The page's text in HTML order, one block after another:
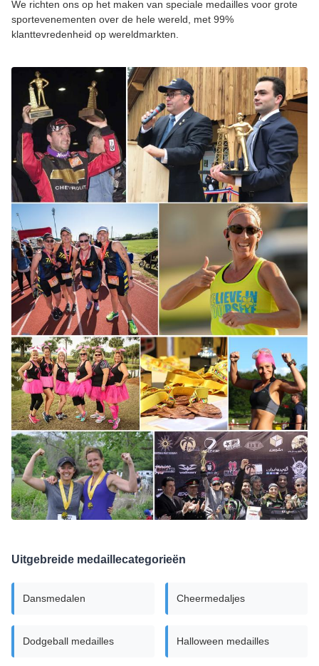
We richten ons op het maken van speciale medailles voor grote
sportevenementen over de hele wereld, met 99%
klanttevredenheid op wereldmarkten.
Uitgebreide medaillecategorieën
Dansmedalen Cheermedaljes
Dodgeball medailles Halloween medailles